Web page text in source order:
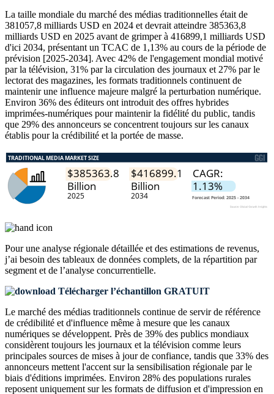
La taille mondiale du marché des médias traditionnelles était de
381057,8 milliards USD en 2024 et devrait atteindre 385363,8
milliards USD en 2025 avant de grimper à 416899,1 milliards USD
d'ici 2034, présentant un TCAC de 1,13% au cours de la période de
prévision [2025-2034]. Avec 42% de l'engagement mondial motivé
par la télévision, 31% par la circulation des journaux et 27% par le
lectorat des magazines, les formats traditionnels continuent de
maintenir une influence majeure malgré la perturbation numérique.
Environ 36% des éditeurs ont introduit des offres hybrides
imprimées-numériques pour maintenir la fidélité du public, tandis
que 29% des annonceurs se concentrent toujours sur les canaux
établis pour la crédibilité et la portée de masse.
Pour une analyse régionale détaillée et des estimations de revenus,
j’ai besoin des tableaux de données complets, de la répartition par
segment et de l’analyse concurrentielle.
Télécharger l’échantillon GRATUIT
Le marché des médias traditionnels continue de servir de référence
de crédibilité et d'influence même à mesure que les canaux
numériques se développent. Près de 39% des publics mondiaux
considèrent toujours les journaux et la télévision comme leurs
principales sources de mises à jour de confiance, tandis que 33% des
annonceurs mettent l'accent sur la sensibilisation régionale par le
biais d'éditions imprimées. Environ 28% des populations rurales
reposent uniquement sur les formats de diffusion et d'impression en